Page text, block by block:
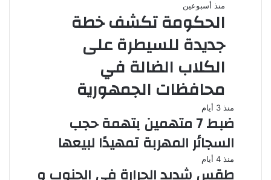
منذ أسبوعين
الحكومة تكشف خطة
جديدة للسيطرة على
الكلاب الضالة في
محافظات الجمهورية
منذ 3 أيام
ضبط 7 متهمين بتهمة حجب
السجائر المهربة تمهيدًا لبيعها
منذ 4 أيام